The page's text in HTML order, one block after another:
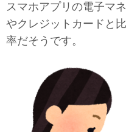
スマホアプリの電子マ
やクレジットカードと
率だそうです。